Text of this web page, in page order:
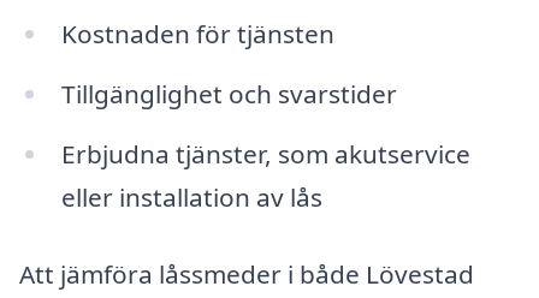
Kostnaden för tjänsten
Tillgänglighet och svarstider
Erbjudna tjänster, som akutservice
eller installation av lås
Att jämföra låssmeder i både Lövestad